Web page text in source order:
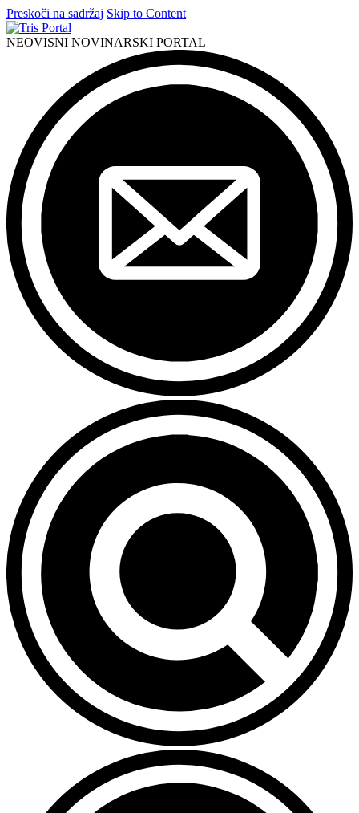
Preskoči na sadržaj Skip to Content
NEOVISNI NOVINARSKI PORTAL